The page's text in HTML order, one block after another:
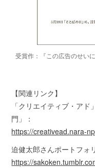
受賞作：『この広告のせい
【関連リンク】
「クリエイティブ・ア
門」：
https://creativead.nara-
迫健太郎さんポートフォ
https://